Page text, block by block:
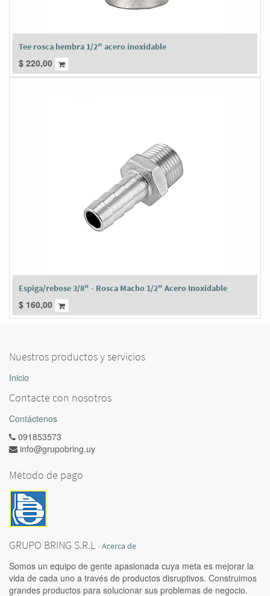
Tee rosca hembra 1/2" acero inoxidable
$ 220,00
Espiga/rebose 3/8" - Rosca Macho 1/2" Acero Inoxidable
$ 160,00
Nuestros productos y servicios
Inicio
Contacte con nosotros
Contáctenos
091853573
info@grupobring.uy
Método de pago
GRUPO BRING S.R.L -Acerca de
Somos un equipo de gente apasionada cuya meta es mejorar la
vida de cada uno a través de productos disruptivos. Construimos
grandes productos para solucionar sus problemas de negocio.